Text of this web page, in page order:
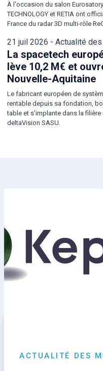
À l'occasion du salon
TECHNOLOGY et RETIA ont
France du radar 3D multi-rôle
21 juil 2026 - Actualité
La spacetech
lève 10,2 M€ et
Nouvelle-Aquitaine
Le fabricant européen de
rentable depuis sa fondation,
table et s’implante dans la
deltaVision SASU.
ACTUALITÉ DES